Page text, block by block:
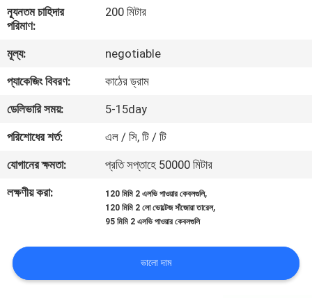
কারখানা
ভ্রমণ
মান
নিয়ন্ত্রণ
যোগাযোগ
করুন
জন্য
আবেদন
ন্যূনতম চাহিদার
পরিমাণ:
200 মিটার
মূল্য:
negotiable
প্যাকেজিং বিবরণ:
কাঠের ড্রাম
ডেলিভারি সময়:
5-15day
পরিশোধের শর্ত:
এল / সি, টি / টি
যোগানের ক্ষমতা:
প্রতি সপ্তাহে 50000 মিটার
লক্ষণীয় করা:
120 মিমি 2 এলভি পাওয়ার কেবলগুলি,
120 মিমি 2 লো ভোল্টেজ সাঁজোয়া তারেল,
95 মিমি 2 এলভি পাওয়ার কেবলগুলি
ভালো দাম